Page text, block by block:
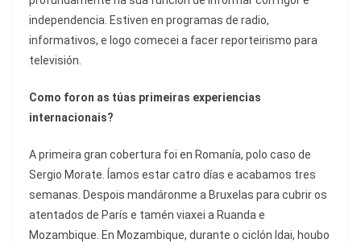
independencia. Estiven en programas de radio,
informativos, e logo comecei a facer reporteirismo para
televisión.
Como foron as túas primeiras experiencias
internacionais?
A primeira gran cobertura foi en Romanía, polo caso de
Sergio Morate. Íamos estar catro días e acabamos tres
semanas. Despois mandáronme a Bruxelas para cubrir os
atentados de París e tamén viaxei a Ruanda e
Mozambique. En Mozambique, durante o ciclón Idai, houbo